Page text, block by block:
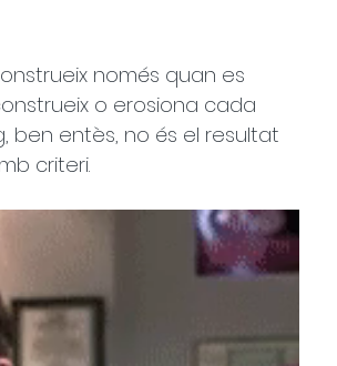
només quan es
o erosiona cada
ben entès, no és el resultat
criteri.